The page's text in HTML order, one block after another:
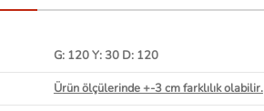
G: 120 Y: 30 D: 120
Ürün ölçülerinde +-3 cm farklılık olabilir.